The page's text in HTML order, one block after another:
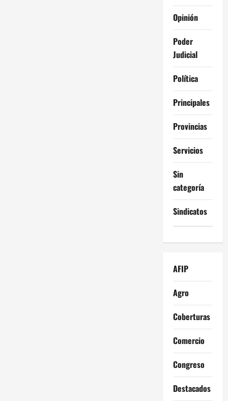
Opinión
Poder
Judicial
Política
Principales
Provincias
Servicios
Sin
categoría
Sindicatos
AFIP
Agro
Coberturas
Comercio
Congreso
Destacados